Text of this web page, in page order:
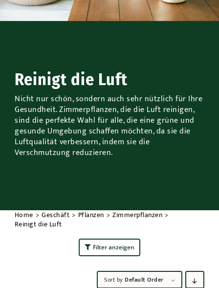
Zubehör
Anlässe
Werbeaktionen
Reinigt die Luft
Nicht nur schön, sondern auch sehr nützlich für Ihre
Gesundheit. Zimmerpflanzen, die die Luft reinigen,
sind die perfekte Wahl für alle, die eine grüne und
gesunde Umgebung schaffen möchten, da sie die
Luftqualität verbessern, indem sie die
Verschmutzung reduzieren.
Home Geschäft Pflanzen
Zimmerpflanzen
Reinigt die Luft
Filter anzeigen
Sort byDefault Order